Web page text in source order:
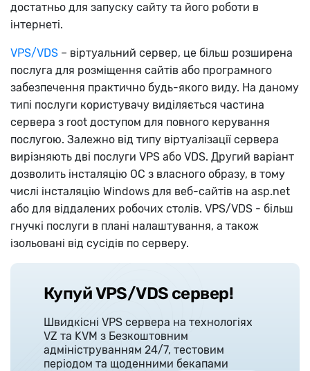
достатньо для запуску сайту та його роботи в
інтернеті.
VPS/VDS – віртуальний сервер, це більш розширена
послуга для розміщення сайтів або програмного
забезпечення практично будь-якого виду. На даному
типі послуги користувачу виділяється частина
сервера з root доступом для повного керування
послугою. Залежно від типу віртуалізації сервера
вирізняють дві послуги VPS або VDS. Другий варіант
дозволить інсталяцію ОС з власного образу, в тому
числі інсталяцію Windows для веб-сайтів на asp.net
або для віддалених робочих столів. VPS/VDS - більш
гнучкі послуги в плані налаштування, а також
ізольовані від сусідів по серверу.
Купуй VPS/VDS сервер!
Швидкісні VPS сервера на технологіях
VZ та KVM з Безкоштовним
адмініструванням 24/7, тестовим
періодом та щоденними бекапами